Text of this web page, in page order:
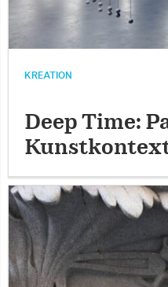
KREATION
Deep Time: